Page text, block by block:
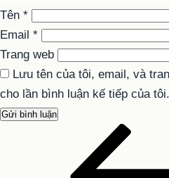
Tên *
Email *
Trang web
Lưu tên của tôi, email, và
cho lần bình luận kế tiếp của tôi.